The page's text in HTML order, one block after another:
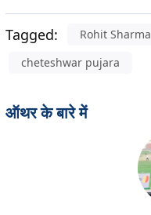
Tagged: Rohit Sharma
cheteshwar pujara
ऑथर के बारे में